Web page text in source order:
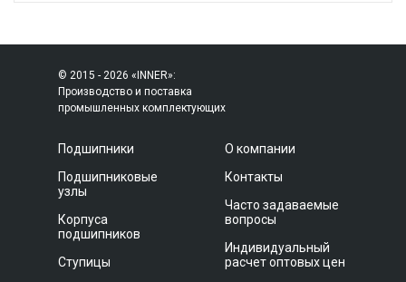
© 2015 - 2026 «INNER»:
Производство и поставка
промышленных комплектующих
Подшипники
Подшипниковые
узлы
Корпуса
подшипников
Ступицы
О компании
Контакты
Часто задаваемые
вопросы
Индивидуальный
расчет оптовых цен